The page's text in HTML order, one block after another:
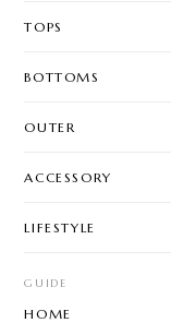
TOPS
BOTTOMS
OUTER
ACCESSORY
LIFESTYLE
GUIDE
HOME